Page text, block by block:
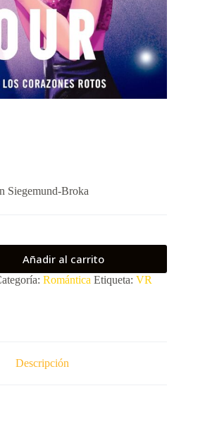
Siegemund-Broka
Añadir al carrito
Romántica Etiqueta: VR
Descripción